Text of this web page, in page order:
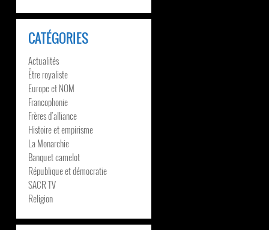
CATÉGORIES
Actualités
Être royaliste
Europe et NOM
Francophonie
Frères d’alliance
Histoire et empirisme
La Monarchie
Banquet camelot
République et démocratie
SACR TV
Religion